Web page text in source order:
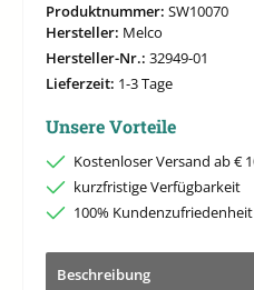
Produktnummer: SW10070
Hersteller: Melco
Hersteller-Nr.: 32949-01
Lieferzeit: 1-3 Tage
Unsere Vorteile
Kostenloser Versand ab €
kurzfristige Verfügbarkeit
100% Kundenzufriedenheit
Beschreibung